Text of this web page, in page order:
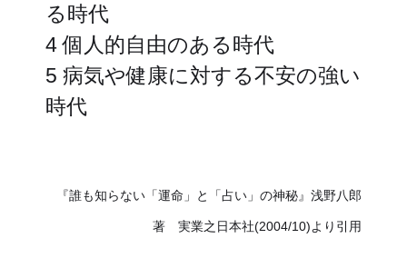
る時代
4 個人的自由のある時代
5 病気や健康に対する不安の強い
時代
『誰も知らない「運命」と「占い」の神秘』 浅野八郎
著 実業之日本社(2004/10)より引用